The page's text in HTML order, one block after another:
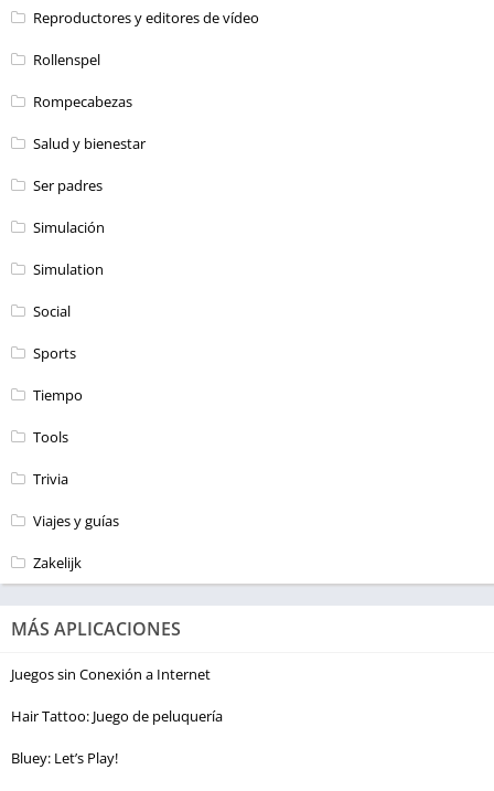
Reproductores y editores de vídeo
Rollenspel
Rompecabezas
Salud y bienestar
Ser padres
Simulación
Simulation
Social
Sports
Tiempo
Tools
Trivia
Viajes y guías
Zakelijk
MÁS APLICACIONES
Juegos sin Conexión a Internet
Hair Tattoo: Juego de peluquería
Bluey: Let’s Play!